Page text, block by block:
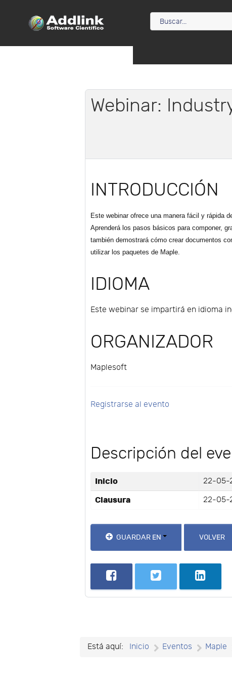
Webinar:
INTRODUCCIÓN
Este webinar ofrece una manera fácil y rápida
Aprenderá los pasos básicos para componer,
también demostrará cómo crear documentos
utilizar los paquetes de Maple.
IDIOMA
Este webinar se impartirá en idioma
ORGANIZADOR
Maplesoft
Registrarse al evento
Descripción del
Inicio 22-05-
Clausura 22-05-
GUARDAR EN VOLVER
Está aquí: Inicio Eventos Maple